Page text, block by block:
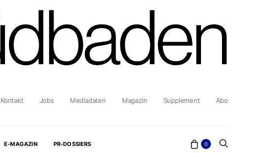
Kontakt Jobs Mediadaten Magazin Supplement Abo
E-MAGAZIN PR-DOSSIERS 0